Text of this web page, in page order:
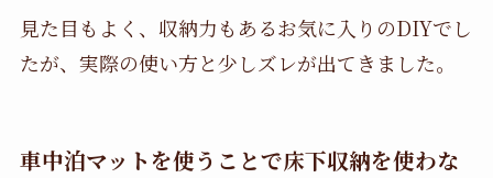
見た目もよく、収納力もあるお気に入りのDIYでし
たが、実際の使い方と少しズレが出てきました。
車中泊マットを使うことで床下収納を使わな